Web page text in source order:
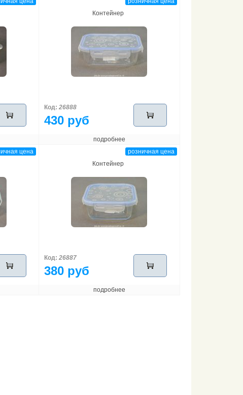
Контейнер
Код: 26888
430 руб
подробнее
цена
розничная цена
Контейнер
Код: 26887
380 руб
подробнее